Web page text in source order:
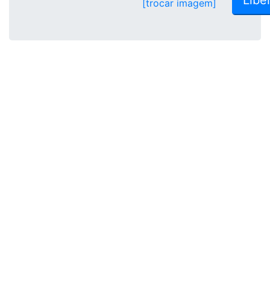
[trocar imagem]